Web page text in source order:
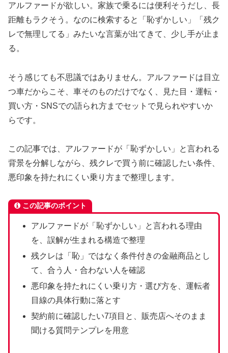
アルファードが欲しい。家族で乗るには便利そうだし、長
距離もラクそう。なのに検索すると「恥ずかしい」「残ク
レで無理してる」みたいな言葉が出てきて、少し手が止ま
る。
そう感じても不思議ではありません。アルファードは目立
つ車だからこそ、車そのものだけでなく、見た目・運転・
買い方・SNSでの語られ方までセットで見られやすいか
らです。
この記事では、アルファードが「恥ずかしい」と言われる
背景を分解しながら、残クレで買う前に確認したい条件、
悪印象を持たれにくい乗り方まで整理します。
この記事のポイント
アルファードが「恥ずかしい」と言われる理由
を、誤解が生まれる構造で整理
残クレは「恥」ではなく条件付きの金融商品とし
て、合う人・合わない人を確認
悪印象を持たれにくい乗り方・選び方を、運転者
目線の具体行動に落とす
契約前に確認したい7項目と、販売店へそのまま
聞ける質問テンプレを用意